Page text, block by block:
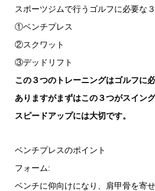
スポーツジムで行うゴルフに必要な
①ベンチプレス
②スクワット
③デッドリフト
この３つのトレーニングはゴルフに
ありますがまずはこの３つがスイン
スピードアップには大切です。
ベンチプレスのポイント
フォーム:
ベンチに仰向けになり、肩甲骨を寄